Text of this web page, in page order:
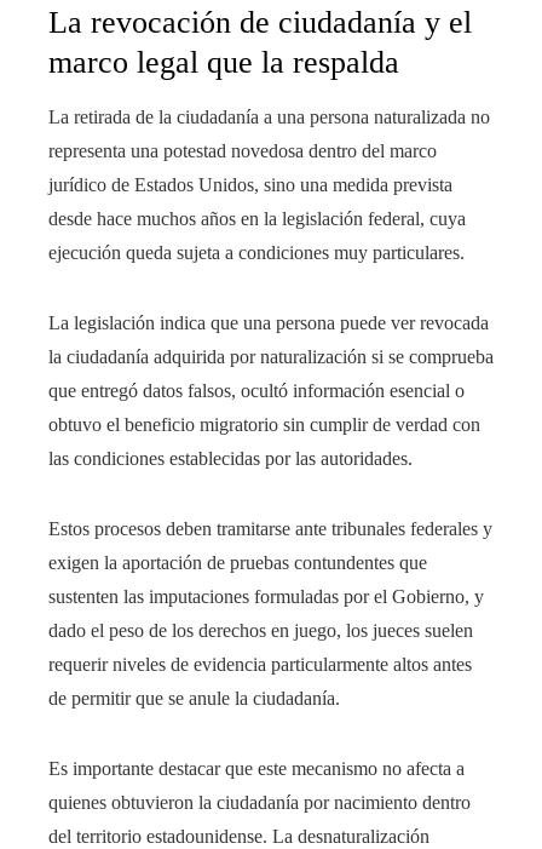
La revocación de ciudadanía y el
marco legal que la respalda
La retirada de la ciudadanía a una persona naturalizada no
representa una potestad novedosa dentro del marco
jurídico de Estados Unidos, sino una medida prevista
desde hace muchos años en la legislación federal, cuya
ejecución queda sujeta a condiciones muy particulares.
La legislación indica que una persona puede ver revocada
la ciudadanía adquirida por naturalización si se comprueba
que entregó datos falsos, ocultó información esencial o
obtuvo el beneficio migratorio sin cumplir de verdad con
las condiciones establecidas por las autoridades.
Estos procesos deben tramitarse ante tribunales federales y
exigen la aportación de pruebas contundentes que
sustenten las imputaciones formuladas por el Gobierno, y
dado el peso de los derechos en juego, los jueces suelen
requerir niveles de evidencia particularmente altos antes
de permitir que se anule la ciudadanía.
Es importante destacar que este mecanismo no afecta a
quienes obtuvieron la ciudadanía por nacimiento dentro
del territorio estadounidense. La desnaturalización